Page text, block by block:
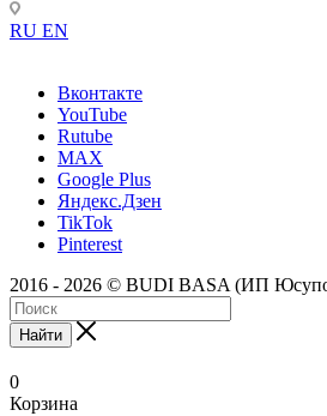
RU EN
Вконтакте
YouTube
Rutube
MAX
Google Plus
Яндекс.Дзен
TikTok
Pinterest
2016 - 2026 © BUDI BASA (ИП
Найти
0
Корзина